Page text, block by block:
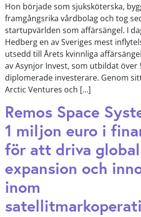
Hon började som sjuksköterska,
framgångsrika vårdbolag och tog
startupvärlden som affärsängel. I
Hedberg en av Sveriges mest
utsedd till Årets kvinnliga
av Asynjor Invest, som utbildat över
diplomerade investerare. Genom
Arctic Ventures och […]
Remos Space
1 miljon euro i
för att driva global
expansion och
inom